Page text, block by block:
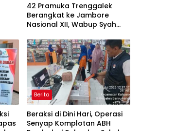
42 Pramuka Trenggalek
Berangkat ke Jambore
Nasional XII, Wabup Syah
Daerah
Berita
Beraksi di Dini Hari, Operasi
Senyap Komplotan ABH